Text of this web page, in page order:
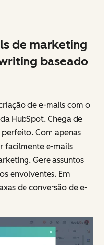
de marketing
baseado
de e-mails com o
HubSpot. Chega de
Com apenas
facilmente e-mails
Gere assuntos
envolventes. Em
de conversão de e-